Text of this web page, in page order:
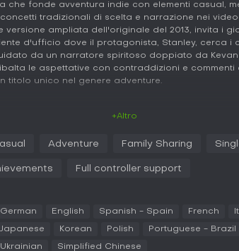
che fonde avventura indie con elementi casual,
tradizionali di scelta e narrazione nei
versione ampliata dell'originale del 2013, invita i
d'ufficio dove il protagonista, Stanley, cerca i
da un narratore spiritoso doppiato da Kevan
le aspettative con contraddizioni e commenti
titolo unico nel genere adventure.
avanzare la storia. Le meccaniche principali
da conseguenze inaspettate. Il gioco infrange
modalità daltonici e avvisi sui contenuti
gli upgrade grafici lo rendono nitido su
deriva dall'esplorare percorsi diversi, con il gioco
+Altro
Adventure Family Sharing
Full controller support
German English Spanish - Spain French
Japanese Korean Polish Portuguese - Brazil
Ukrainian Simplified Chinese